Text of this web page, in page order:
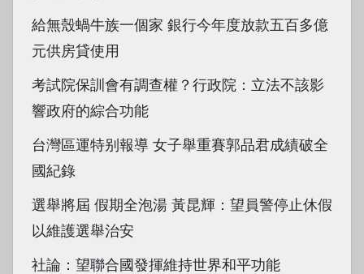
給無殼蝸牛族一個家 銀行今年度放款五百多億
元供房貸使用
考試院保訓會有調查權？行政院：立法不該影
響政府的綜合功能
台灣區運特别報導 女子舉重賽郭品君成績破全
國紀錄
選舉將屆 假期全泡湯 黃昆輝：望員警停止休假
以維護選舉治安
社論：望聯合國發揮維持世界和平功能